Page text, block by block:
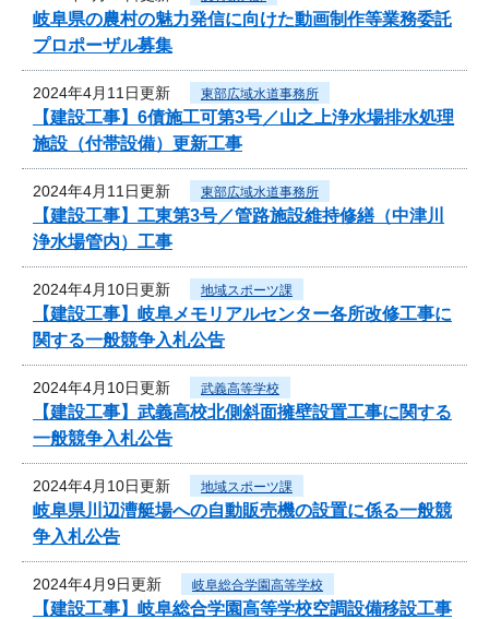
岐阜県の農村の魅力発信に向けた動画制作等業務委託
プロポーザル募集
2024年4月11日更新 東部広域水道事務所
【建設工事】6債施工可第3号／山之上浄水場排水処理
施設（付帯設備）更新工事
2024年4月11日更新 東部広域水道事務所
【建設工事】工東第3号／管路施設維持修繕（中津川
浄水場管内）工事
2024年4月10日更新 地域スポーツ課
【建設工事】岐阜メモリアルセンター各所改修工事に
関する一般競争入札公告
2024年4月10日更新 武義高等学校
【建設工事】武義高校北側斜面擁壁設置工事に関する
一般競争入札公告
2024年4月10日更新 地域スポーツ課
岐阜県川辺漕艇場への自動販売機の設置に係る一般競
争入札公告
2024年4月9日更新 岐阜総合学園高等学校
【建設工事】岐阜総合学園高等学校空調設備移設工事